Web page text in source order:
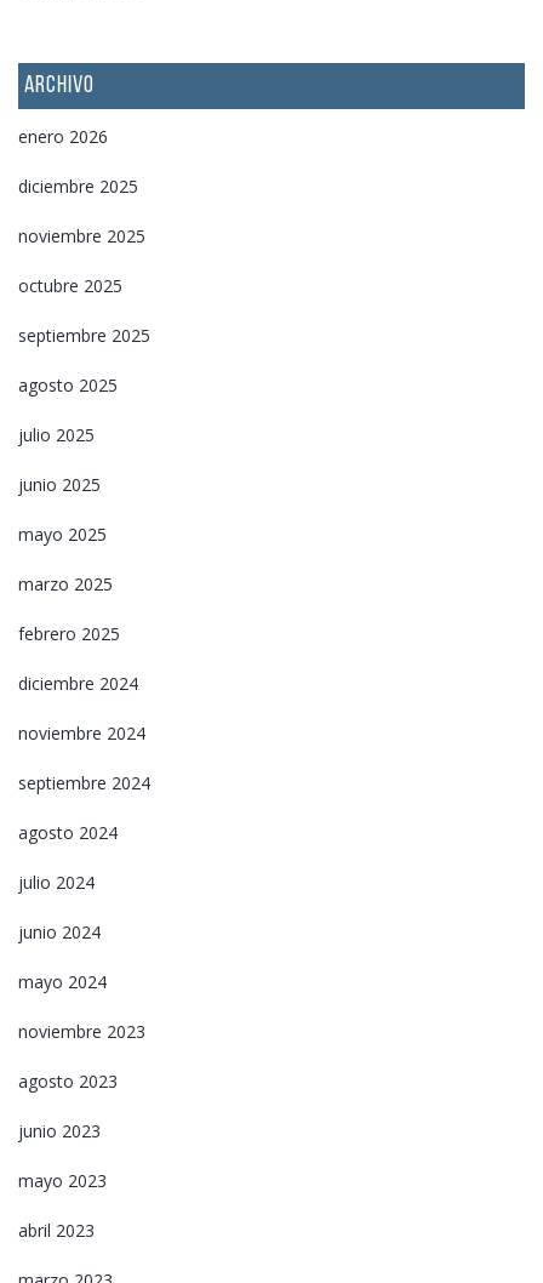
ARCHIVO
enero 2026
diciembre 2025
noviembre 2025
octubre 2025
septiembre 2025
agosto 2025
julio 2025
junio 2025
mayo 2025
marzo 2025
febrero 2025
diciembre 2024
noviembre 2024
septiembre 2024
agosto 2024
julio 2024
junio 2024
mayo 2024
noviembre 2023
agosto 2023
junio 2023
mayo 2023
abril 2023